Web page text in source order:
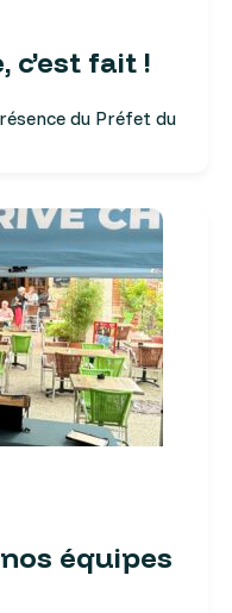
c’est fait !
du Préfet du
équipes